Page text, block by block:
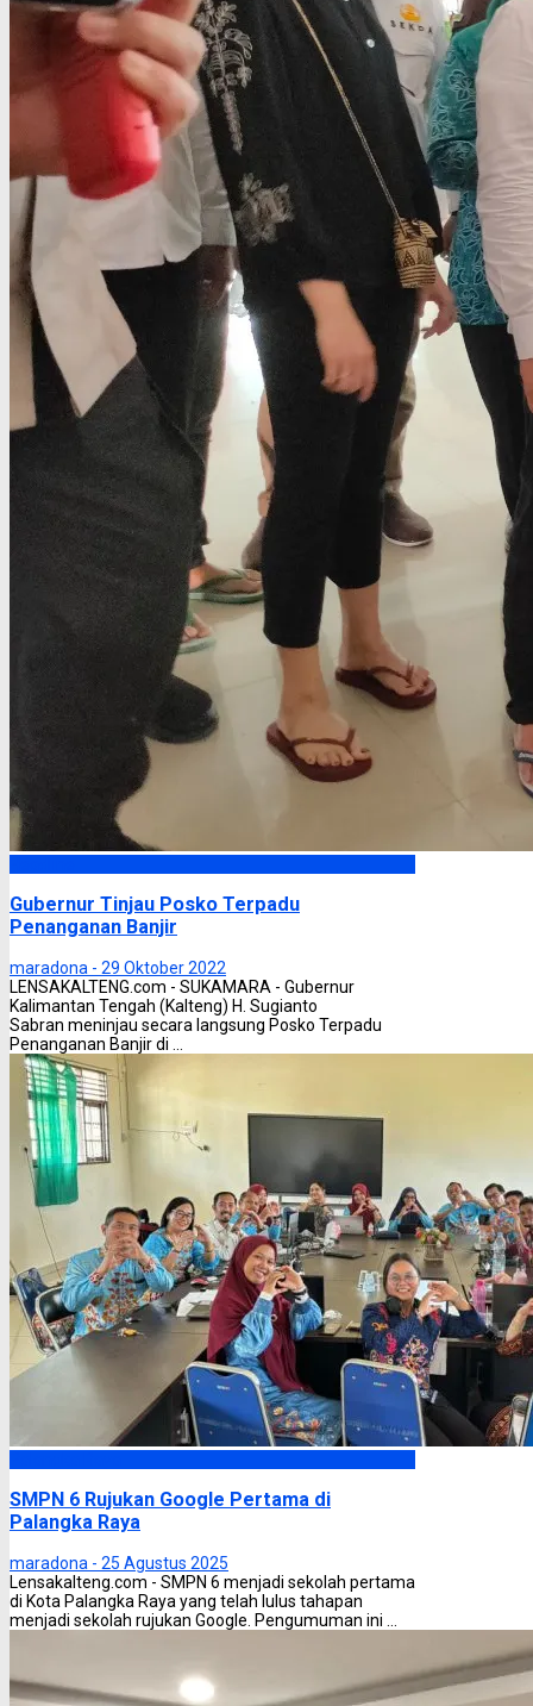
Gubernur Tinjau Posko Terpadu
Penanganan Banjir
maradona - 29 Oktober 2022
LENSAKALTENG.com - SUKAMARA - Gubernur
Kalimantan Tengah (Kalteng) H. Sugianto
Sabran meninjau secara langsung Posko Terpadu
Penanganan Banjir di ...
SMPN 6 Rujukan Google Pertama di
Palangka Raya
maradona - 25 Agustus 2025
Lensakalteng.com - SMPN 6 menjadi sekolah pertama
di Kota Palangka Raya yang telah lulus tahapan
menjadi sekolah rujukan Google. Pengumuman ini ...